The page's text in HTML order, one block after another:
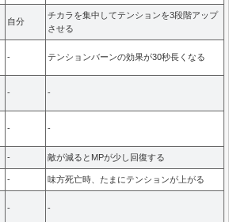
自分
チカラを集中してテンションを3段階アップ
させる
- テンションバーンの効果が30秒長くなる
- -
- -
- 敵が減るとMPが少し回復する
- 味方死亡時、たまにテンションが上がる
- -